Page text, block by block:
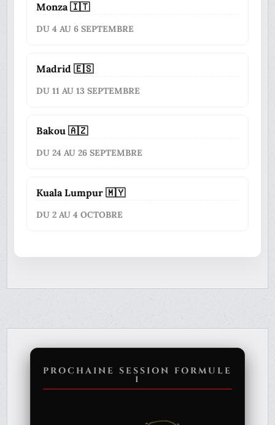
Monza 🇮🇹
DU 4 AU 6 SEPTEMBRE
Madrid 🇪🇸
DU 11 AU 13 SEPTEMBRE
Bakou 🇦🇿
DU 24 AU 26 SEPTEMBRE
Kuala Lumpur 🇲🇾
DU 2 AU 4 OCTOBRE
PROCHAINE SESSION FORMULE
1